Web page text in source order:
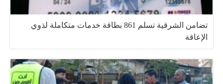
تضامن الشرقية تسلم 861 بطاقة خدمات متكاملة لذوي
الإعاقة